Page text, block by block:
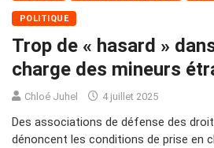
POLITIQUE
Trop de « hasard »
charge des mineurs
Chloé Juhel 4 juillet 2025
Des associations de défense des
dénoncent les conditions de prise en